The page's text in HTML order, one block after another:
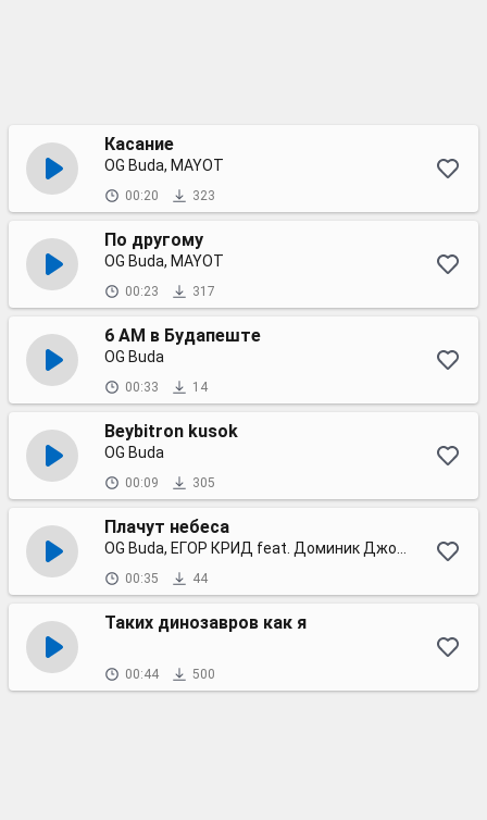
Касание
OG Buda, MAYOT
00:20 323
По другому
OG Buda, MAYOT
00:23 317
6 AM в Будапеште
OG Buda
00:33 14
Beybitron kusok
OG Buda
00:09 305
Плачут небеса
00:35 44
Таких динозавров как я
00:44 500